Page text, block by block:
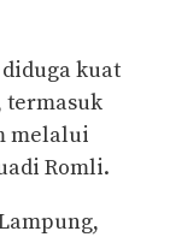
kuat
termasuk
melalui
Romli.